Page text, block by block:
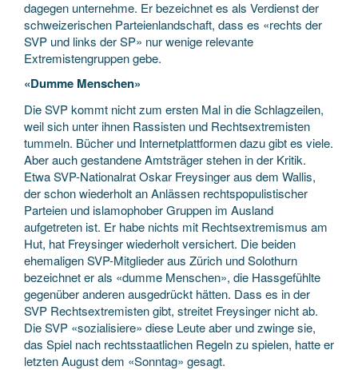
dagegen unternehme. Er bezeichnet es als Verdienst der
schweizerischen Parteienlandschaft, dass es «rechts der
SVP und links der SP» nur wenige relevante
Extremistengruppen gebe.
«Dumme Menschen»
Die SVP kommt nicht zum ersten Mal in die Schlagzeilen,
weil sich unter ihnen Rassisten und Rechtsextremisten
tummeln. Bücher und Internetplattformen dazu gibt es viele.
Aber auch gestandene Amtsträger stehen in der Kritik.
Etwa SVP-Nationalrat Oskar Freysinger aus dem Wallis,
der schon wiederholt an Anlässen rechtspopulistischer
Parteien und islamophober Gruppen im Ausland
aufgetreten ist. Er habe nichts mit Rechtsextremismus am
Hut, hat Freysinger wiederholt versichert. Die beiden
ehemaligen SVP-Mitglieder aus Zürich und Solothurn
bezeichnet er als «dumme Menschen», die Hassgefühlte
gegenüber anderen ausgedrückt hätten. Dass es in der
SVP Rechtsextremisten gibt, streitet Freysinger nicht ab.
Die SVP «sozialisiere» diese Leute aber und zwinge sie,
das Spiel nach rechtsstaatlichen Regeln zu spielen, hatte er
letzten August dem «Sonntag» gesagt.